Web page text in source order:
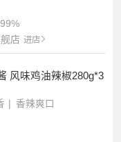
店 进店
风味鸡油辣椒280g*3
香辣爽口